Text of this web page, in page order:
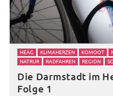
HEAG KLIMAHERZEN KOMOOT
NATRUR
RADFAHREN REGION
Die Darmstadt im
Folge 1